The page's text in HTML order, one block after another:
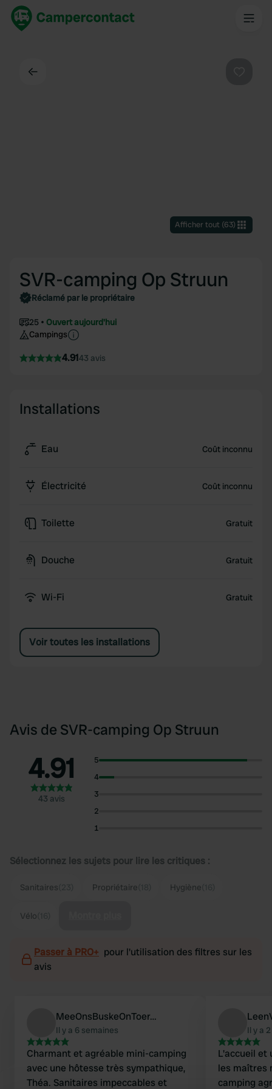
Afficher tout(63)
SVR-camping Op Struun
Réclamé par le propriétaire
25
Ouvert aujourd'hui
Campings
4.9143 avis
Installations
Eau Coût inconnu
Électricité Coût inconnu
Toilette Gratuit
Douche Gratuit
Wi-Fi Gratuit
Voir toutes les installations
Avis de SVR-camping Op Struun
4.91
43 avis
5
4
3
2
1
Sélectionnez les sujets pour lire les critiques :
Sanitaires Propriétaire Hygiène
Vélo
Passer à PRO+ pour l'utilisation des filtres sur les
avis
MeeOnsBuskeOnToer…
Il y a 6 semaines
Charmant et agréable mini-camping
avec une hôtesse très sympathique,
Théa. Sanitaires impeccables et
Il y a
L'accueil et
les maîtres
camping